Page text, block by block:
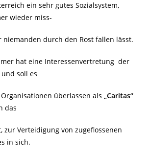
ein sehr gutes Sozialsystem,
wieder miss-
durch den Rost fallen lässt.
hat eine Interessenvertretung der
soll es
überlassen als „Caritas“
das
zur Verteidigung von zugeflossenen
in sich.